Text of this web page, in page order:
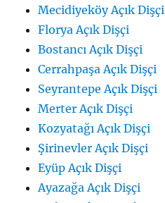
Mecidiyeköy Açık Dişçi
Florya Açık Dişçi
Bostancı Açık Dişçi
Cerrahpaşa Açık Dişçi
Seyrantepe Açık Dişçi
Merter Açık Dişçi
Kozyatağı Açık Dişçi
Şirinevler Açık Dişçi
Eyüp Açık Dişçi
Ayazağa Açık Dişçi